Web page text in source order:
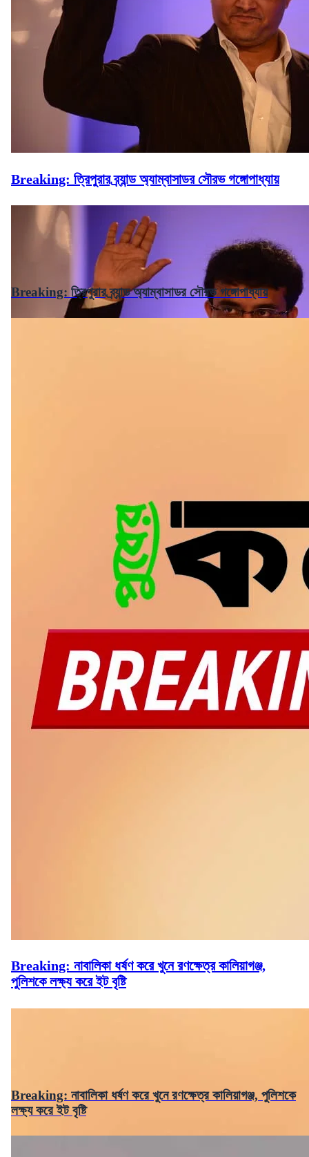
Breaking: ত্রিপুরার ব্র্যান্ড অ্যাম্বাসাডর সৌরভ গঙ্গোপাধ্যায়
Breaking: ত্রিপুরার ব্র্যান্ড অ্যাম্বাসাডর সৌরভ গঙ্গোপাধ্যায়
Breaking: নাবালিকা ধর্ষণ করে খুনে রণক্ষেত্র কালিয়াগঞ্জ,
পুলিশকে লক্ষ্য করে ইট বৃষ্টি
Breaking: নাবালিকা ধর্ষণ করে খুনে রণক্ষেত্র কালিয়াগঞ্জ, পুলিশকে
লক্ষ্য করে ইট বৃষ্টি